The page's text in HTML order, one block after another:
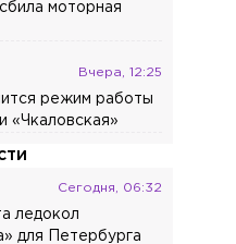
моторная
Вчера, 12:25
режим работы
«Чкаловская»
Сегодня, 06:32
ледокол
для Петербурга